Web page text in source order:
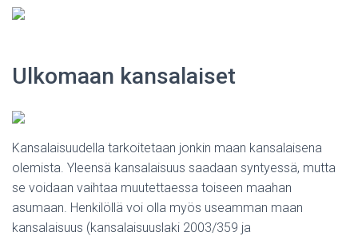
Ulkomaan kansalaiset
Kansalaisuudella tarkoitetaan jonkin maan kansalaisena
olemista. Yleensä kansalaisuus saadaan syntyessä, mutta
se voidaan vaihtaa muutettaessa toiseen maahan
asumaan. Henkilöllä voi olla myös useamman maan
kansalaisuus (kansalaisuuslaki 2003/359 ja